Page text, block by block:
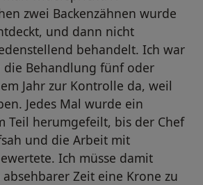
zwei Backenzähnen wurde
und dann nicht
behandelt. Ich war
die Behandlung fünf oder
Jahr zur Kontrolle da, weil
Jedes Mal wurde ein
Teil herumgefeilt, bis der Chef
und die Arbeit mit
Ich müsse damit
Zeit eine Krone zu